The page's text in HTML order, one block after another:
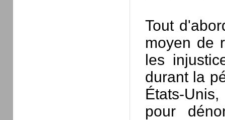
Tout
moyen de
les
durant la
États-
pour